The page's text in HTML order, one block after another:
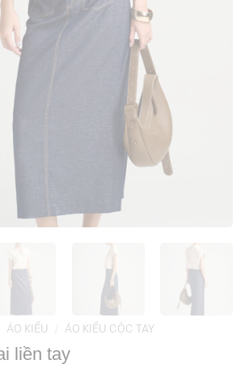
ÁO KIỂU ÁO KIỂU CỘC TAY
liền tay